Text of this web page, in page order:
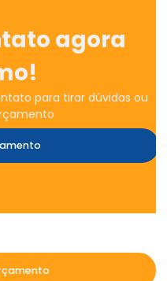
agora
para tirar dúvidas ou